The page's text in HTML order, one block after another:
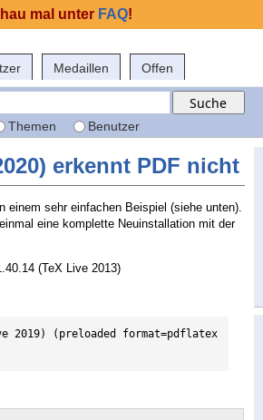
Medaillen Offen
Themen Benutzer
erkennt PDF nicht
einem sehr einfachen Beispiel (siehe unten).
eine komplette Neuinstallation mit der
(TeX Live 2013)
2019) (preloaded format=pdflatex
mal unter FAQ!